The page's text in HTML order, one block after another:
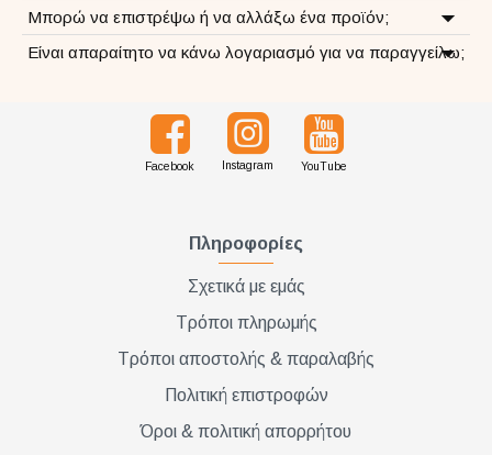
Μπορώ να επιστρέψω ή να αλλάξω ένα προϊόν;
Είναι απαραίτητο να κάνω λογαριασμό για να παραγγείλω;
Facebook Instagram YouTube
Πληροφορίες
Σχετικά με εμάς
Τρόποι πληρωμής
Τρόποι αποστολής & παραλαβής
Πολιτική επιστροφών
Όροι & πολιτική απορρήτου